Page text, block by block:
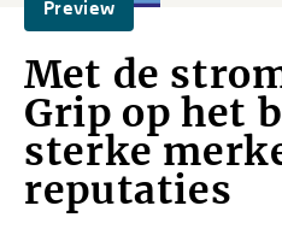
Preview
Met de
Grip op het
sterke
reputaties